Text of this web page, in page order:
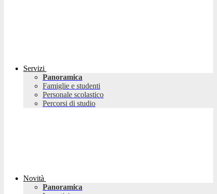
Servizi
Panoramica
Famiglie e studenti
Personale scolastico
Percorsi di studio
Novità
Panoramica